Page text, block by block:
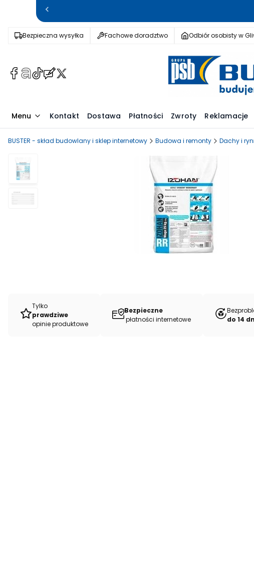
Bezpieczna wysyłka Fachowe doradztwo Odbiór osobisty w
(Otwiera
karcie)
(Otwiera
karcie)
(Otwiera
karcie)
(Otwiera
karcie)karcie)
Menu Kontakt Dostawa Płatności Zwroty Reklamacje
BUSTER - skład budowlany i sklep internetowy Budowa i remonty Dachy i
Tylko
prawdziwe
opinie produktowe
Bezpieczne
płatności internetowe
do 14